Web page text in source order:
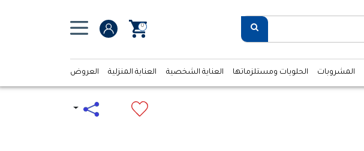
0
المشروبات الحلويات ومستلزماتها العناية الشخصية العناية المنزلية العروض